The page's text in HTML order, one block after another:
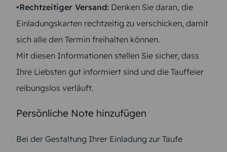
•Rechtzeitiger Versand: Denken Sie daran, die
Einladungskarten rechtzeitig zu verschicken, damit
sich alle den Termin freihalten können.
Mit diesen Informationen stellen Sie sicher, dass
Ihre Liebsten gut informiert sind und die Tauffeier
reibungslos verläuft.
Persönliche Note hinzufügen
Bei der Gestaltung Ihrer Einladung zur Taufe